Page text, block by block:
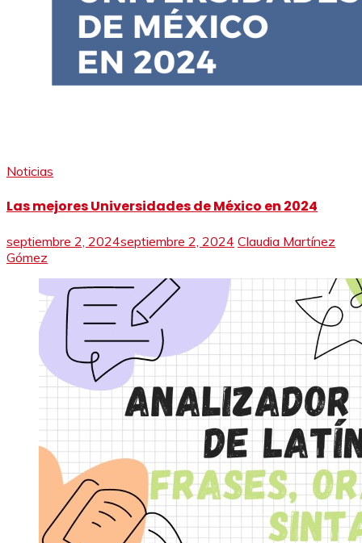
Noticias
Las mejores Universidades de México en 2024
septiembre 2, 2024septiembre 2, 2024 Claudia Martínez
Gómez